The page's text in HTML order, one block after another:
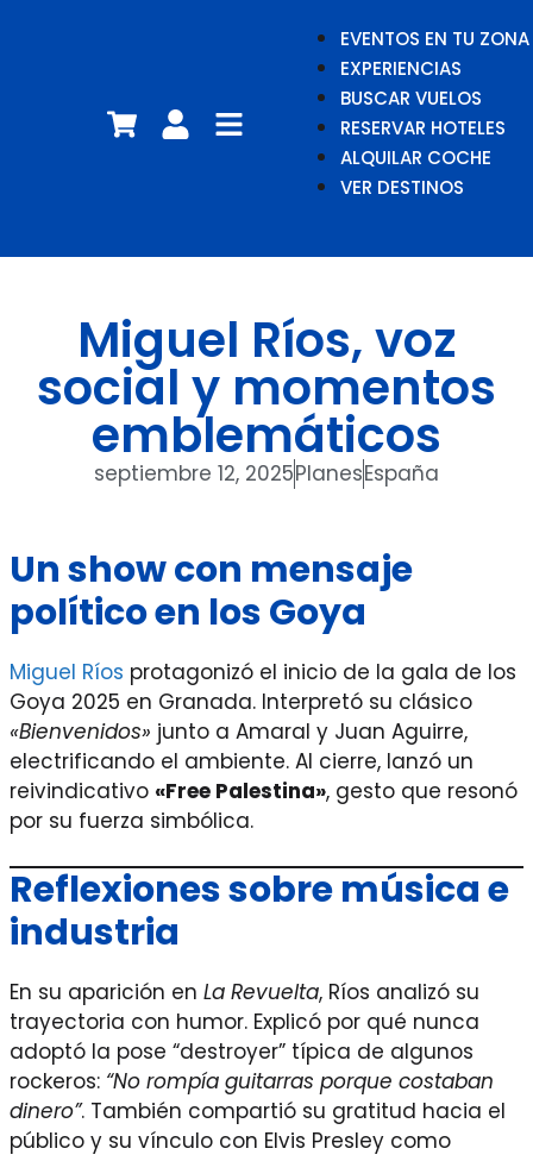
EVENTOS EN TU ZONA
EXPERIENCIAS
BUSCAR VUELOS
RESERVAR HOTELES
ALQUILAR COCHE
VER DESTINOS
Miguel Ríos, voz
social y momentos
emblemáticos
septiembre 12, 2025PlanesEspaña
Un show con mensaje
político en los Goya
Miguel Ríos protagonizó el inicio de la gala de los
Goya 2025 en Granada. Interpretó su clásico
«Bienvenidos» junto a Amaral y Juan Aguirre,
electrificando el ambiente. Al cierre, lanzó un
reivindicativo «Free Palestina», gesto que resonó
por su fuerza simbólica.
Reflexiones sobre música e
industria
En su aparición en La Revuelta, Ríos analizó su
trayectoria con humor. Explicó por qué nunca
adoptó la pose “destroyer” típica de algunos
rockeros: “No rompía guitarras porque costaban
dinero”. También compartió su gratitud hacia el
público y su vínculo con Elvis Presley como